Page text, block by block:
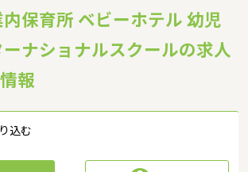
保育所 ベビーホテル 幼児
ナショナルスクールの求人
報
込む